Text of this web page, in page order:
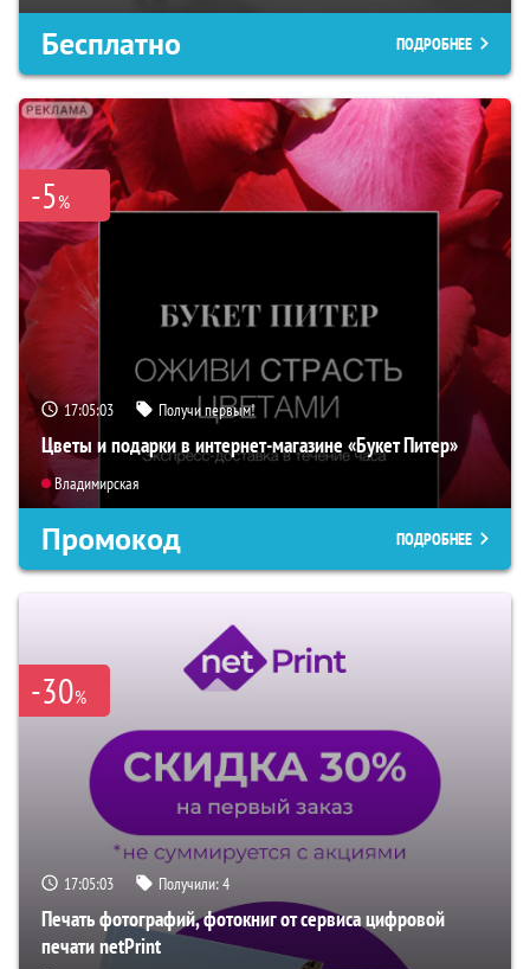
Бесплатно ПОДРОБНЕЕ
-5%
17:05:02 Получи первым!
Цветы и подарки в интернет-магазине «Букет Питер»
Владимирская
Промокод ПОДРОБНЕЕ
-30%
17:05:02 Получили:4
Печать фотографий, фотокниг от сервиса цифровой
печати netPrint